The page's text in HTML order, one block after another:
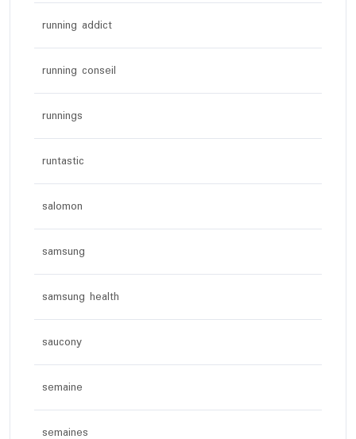
running addict
running conseil
runnings
runtastic
salomon
samsung
samsung health
saucony
semaine
semaines